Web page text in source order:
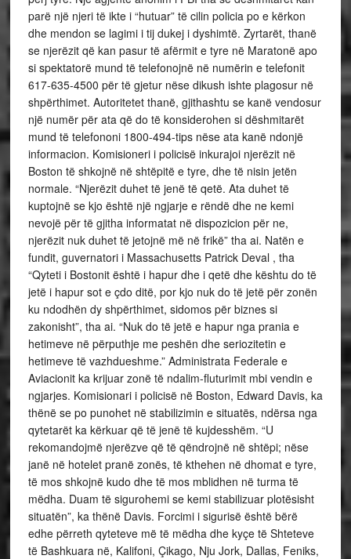
parë një njeri të ikte i “hutuar” të cilin policia po e kërkon
dhe mendon se lagimi i tij dukej i dyshimtë. Zyrtarët, thanë
se njerëzit që kan pasur të afërmit e tyre në Maratonë apo
si spektatorë mund të telefonojnë në numërin e telefonit
617-635-4500 për të gjetur nëse dikush ishte plagosur në
shpërthimet. Autoritetet thanë, gjithashtu se kanë vendosur
një numër për ata që do të konsiderohen si dëshmitarët
mund të telefononi 1800-494-tips nëse ata kanë ndonjë
informacion. Komisioneri i policisë inkurajoi njerëzit në
Boston të shkojnë në shtëpitë e tyre, dhe të nisin jetën
normale. “Njerëzit duhet të jenë të qetë. Ata duhet të
kuptojnë se kjo është një ngjarje e rëndë dhe ne kemi
nevojë për të gjitha informatat në dispozicion për ne,
njerëzit nuk duhet të jetojnë më në frikë” tha ai. Natën e
fundit, guvernatori i Massachusetts Patrick Deval , tha
“Qyteti i Bostonit është i hapur dhe i qetë dhe kështu do të
jetë i hapur sot e çdo ditë, por kjo nuk do të jetë për zonën
ku ndodhën dy shpërthimet, sidomos për biznes si
zakonisht”, tha ai. “Nuk do të jetë e hapur nga prania e
hetimeve në përputhje me peshën dhe seriozitetin e
hetimeve të vazhdueshme.” Administrata Federale e
Aviacionit ka krijuar zonë të ndalim-fluturimit mbi vendin e
ngjarjes. Komisionari i policisë në Boston, Edward Davis, ka
thënë se po punohet në stabilizimin e situatës, ndërsa nga
qytetarët ka kërkuar që të jenë të kujdesshëm. “U
rekomandojmë njerëzve që të qëndrojnë në shtëpi; nëse
janë në hotelet pranë zonës, të kthehen në dhomat e tyre,
të mos shkojnë kudo dhe të mos mblidhen në turma të
mëdha. Duam të sigurohemi se kemi stabilizuar plotësisht
situatën”, ka thënë Davis. Forcimi i sigurisë është bërë
edhe përreth qyteteve më të mëdha dhe kyçe të Shteteve
të Bashkuara në, Kalifoni, Çikago, Nju Jork, Dallas, Feniks,